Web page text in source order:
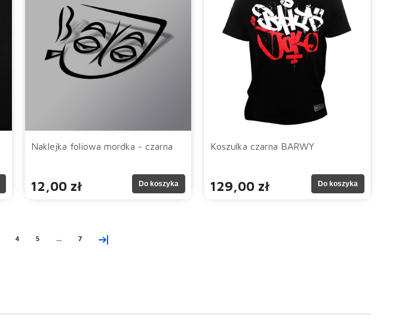
Naklejka foliowa mordka - czarna
12,00 zł Do koszyka
Koszulka czarna BARWY
129,00 zł Do koszyka
4 5 ... 7 »